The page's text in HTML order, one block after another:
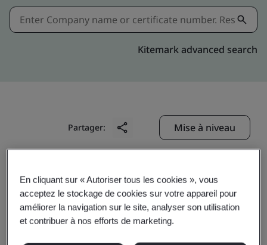
Kitemark advanced search
Partager: Mise à niveau
Genpact-Romania : Cluj
United Business Cntr One
Production office
En cliquant sur « Autoriser tous les cookies », vous
acceptez le stockage de cookies sur votre appareil pour
améliorer la navigation sur le site, analyser son utilisation
et contribuer à nos efforts de marketing.